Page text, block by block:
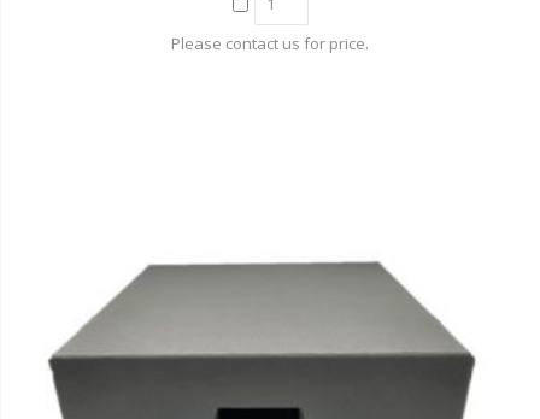
Please contact us for price.